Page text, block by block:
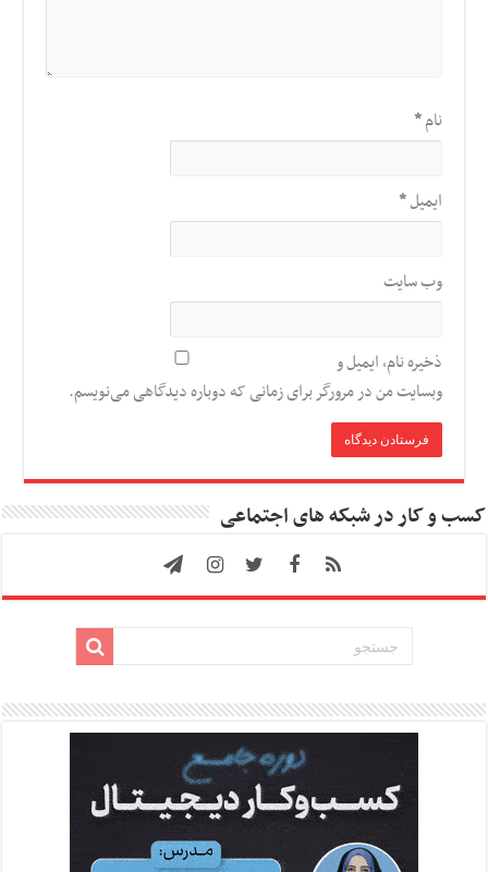
نام*
ایمیل*
وب‌ سایت
ذخیره نام، ایمیل و
وبسایت من در مرورگر برای زمانی که دوباره دیدگاهی می‌نویسم.
کسب و کار در شبکه های اجتماعی